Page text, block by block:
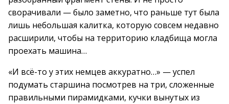
сворачивали — было заметно, что раньше тут была
лишь небольшая калитка, которую совсем недавно
расширили, чтобы на территорию кладбища могла
проехать машина…
«И всё-то у этих немцев аккуратно…» — успел
подумать старшина посмотрев на три, сложенные
правильными пирамидками, кучки вынутых из